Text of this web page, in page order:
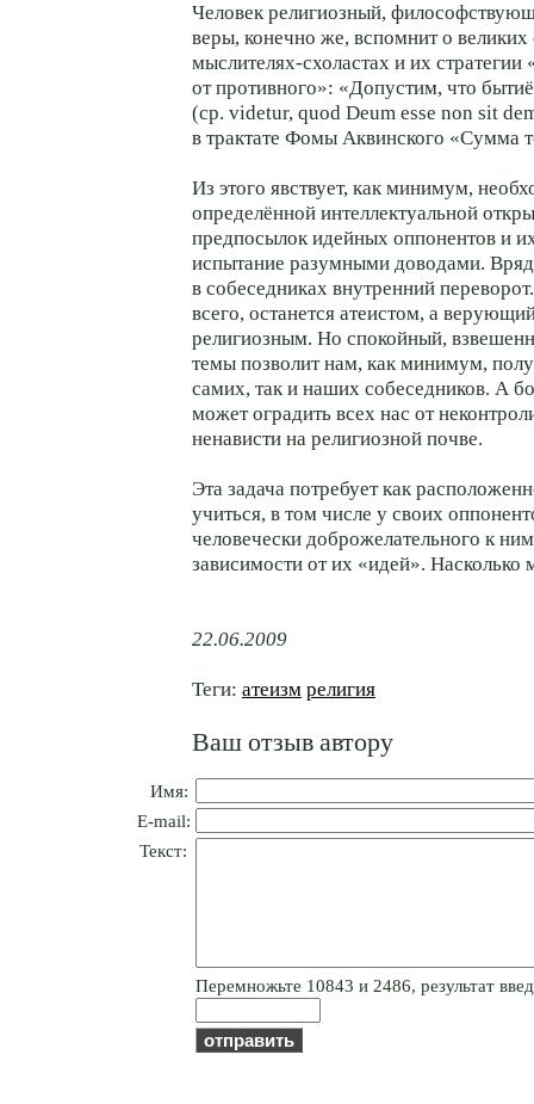
Человек религиозный,
веры, конечно же, вспомнит о великих
мыслителях-схоластах и их стратегии
от противного»: «Допустим, что
(ср. videtur, quod Deum esse non sit
в трактате Фомы Аквинского «Сумма
Из этого явствует, как минимум,
определённой интеллектуальной
предпосылок идейных оппонентов и
испытание разумными доводами. Вряд
в собеседниках внутренний
всего, останется атеистом, а
религиозным. Но спокойный,
темы позволит нам, как минимум,
самих, так и наших собеседников. А
может оградить всех нас от
ненависти на религиозной почве.
Эта задача потребует как
учиться, в том числе у своих
человечески доброжелательного к
зависимости от их «идей». Насколько
22.06.2009
Теги: атеизм религия
Ваш отзыв автору
Имя:
E-mail:
Текст:
Пepeмнoжьтe 10843 и 2486, результат